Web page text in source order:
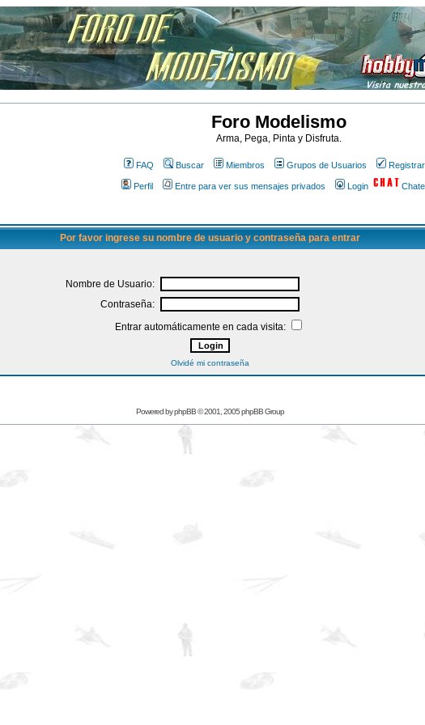
Foro Modelismo
Arma, Pega, Pinta y Disfruta.
FAQ Buscar Miembros Grupos de Usuarios
Perfil Entre para ver sus mensajes privados Login
Por favor ingrese su nombre de usuario y contraseña para entrar
Nombre de Usuario:
Contraseña:
Entrar automáticamente en cada visita:
Olvidé mi contraseña
Powered byphpBB© 2001, 2005 phpBB Group